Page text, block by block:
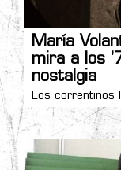
María
mira a los
nostalgia
Los correntinos